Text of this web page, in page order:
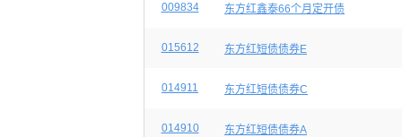
009834 东方红鑫泰66个月定开债
015612 东方红短债债券E
014911 东方红短债债券C
014910 东方红短债债券A